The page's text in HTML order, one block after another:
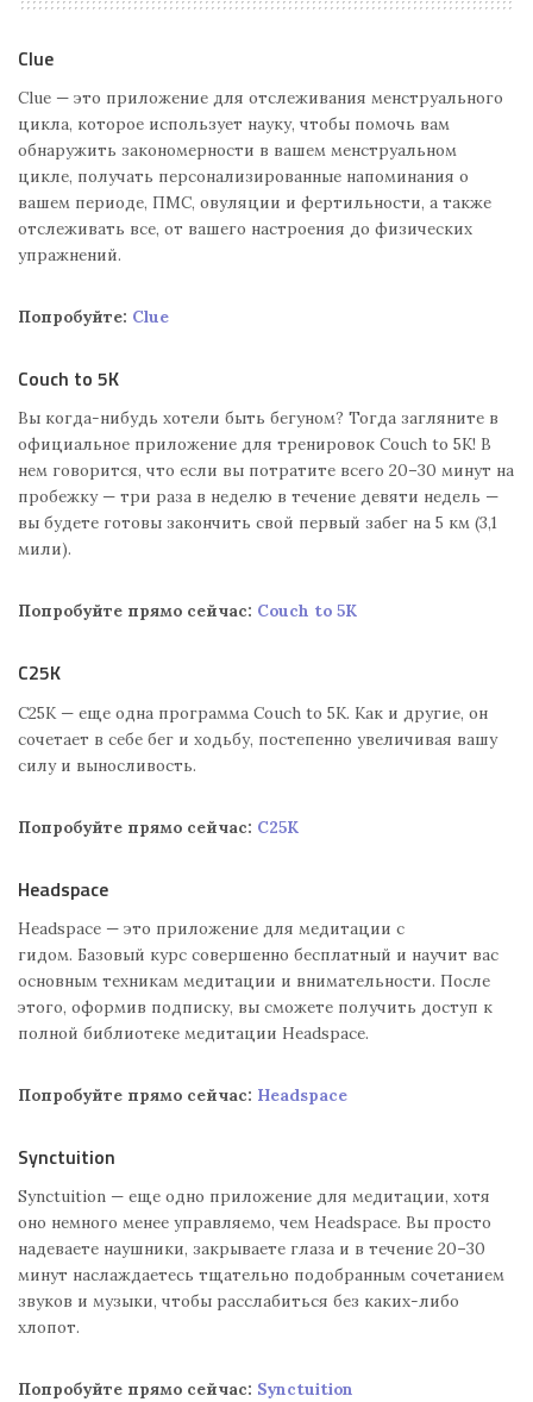
Clue
Clue — это приложение для отслеживания менструального
цикла, которое использует науку, чтобы помочь вам
обнаружить закономерности в вашем менструальном
цикле, получать персонализированные напоминания о
вашем периоде, ПМС, овуляции и фертильности, а также
отслеживать все, от вашего настроения до физических
упражнений.
Попробуйте: Clue
Couch to 5K
Вы когда-нибудь хотели быть бегуном? Тогда загляните в
официальное приложение для тренировок Couch to 5K! В
нем говорится, что если вы потратите всего 20–30 минут на
пробежку — три раза в неделю в течение девяти недель —
вы будете готовы закончить свой первый забег на 5 км (3,1
мили).
Попробуйте прямо сейчас: Couch to 5K
C25K
C25K — еще одна программа Couch to 5K. Как и другие, он
сочетает в себе бег и ходьбу, постепенно увеличивая вашу
силу и выносливость.
Попробуйте прямо сейчас: C25K
Headspace
Headspace — это приложение для медитации с
гидом. Базовый курс совершенно бесплатный и научит вас
основным техникам медитации и внимательности. После
этого, оформив подписку, вы сможете получить доступ к
полной библиотеке медитации Headspace.
Попробуйте прямо сейчас: Headspace
Synctuition
Synctuition — еще одно приложение для медитации, хотя
оно немного менее управляемо, чем Headspace. Вы просто
надеваете наушники, закрываете глаза и в течение 20–30
минут наслаждаетесь тщательно подобранным сочетанием
звуков и музыки, чтобы расслабиться без каких-либо
хлопот.
Попробуйте прямо сейчас: Synctuition